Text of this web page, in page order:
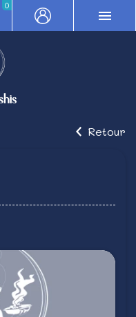
0
Retour